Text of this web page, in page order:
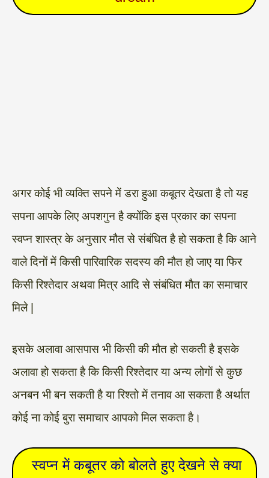
अगर कोई भी व्यक्ति सपने में डरा हुआ कबूतर देखता है तो यह
सपना आपके लिए अपशगुन है क्योंकि इस प्रकार का सपना
स्वप्न शास्त्र के अनुसार मौत से संबंधित है हो सकता है कि आने
वाले दिनों में किसी पारिवारिक सदस्य की मौत हो जाए या फिर
किसी रिश्तेदार अथवा मित्र आदि से संबंधित मौत का समाचार
मिले |
इसके अलावा आसपास भी किसी की मौत हो सकती है इसके
अलावा हो सकता है कि किसी रिश्तेदार या अन्य लोगों से कुछ
अनबन भी बन सकती है या रिश्तो में तनाव आ सकता है अर्थात
कोई ना कोई बुरा समाचार आपको मिल सकता है।
‌‌ स्वप्न में कबूतर को बोलते हुए देखने से क्या